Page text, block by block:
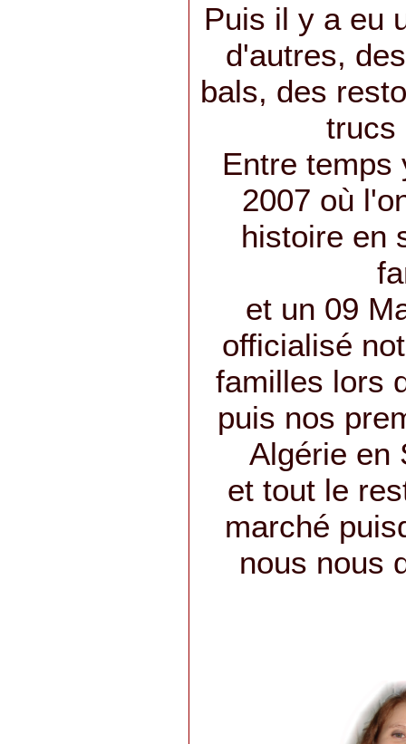
Puis il y a eu
d'autres,
bals, des
trucs
Entre temps
2007 où
histoire en
et un 09
officialisé
familles lors
puis nos
Algérie en
et tout le
marché
nous nous